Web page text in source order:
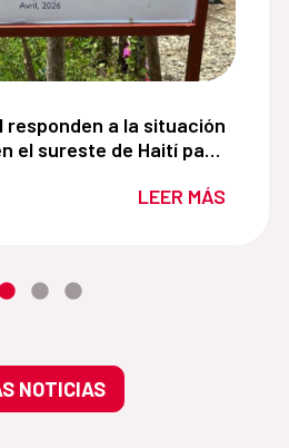
un camino hacia la
responden a la situación de
responden a la situación
el sureste de Haití para
LEER MÁS
NOTICIAS